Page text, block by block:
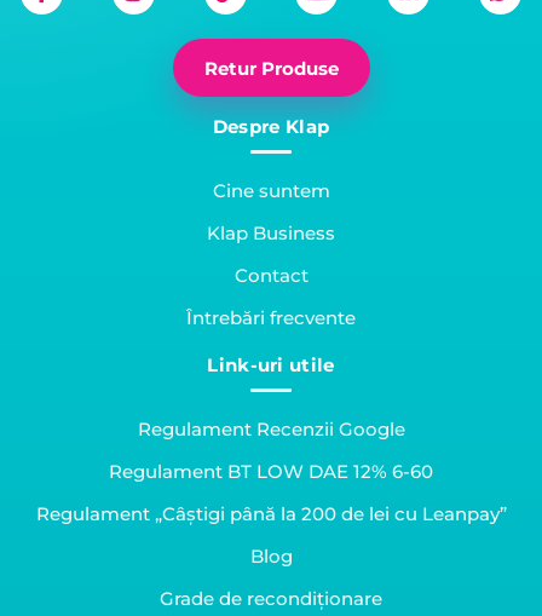
Retur Produse
Despre Klap
Cine suntem
Klap Business
Contact
Întrebări frecvente
Link-uri utile
Regulament Recenzii Google
Regulament BT LOW DAE 12% 6-60
Regulament „Câștigi până la 200 de lei cu Leanpay”
Blog
Grade de recondiționare